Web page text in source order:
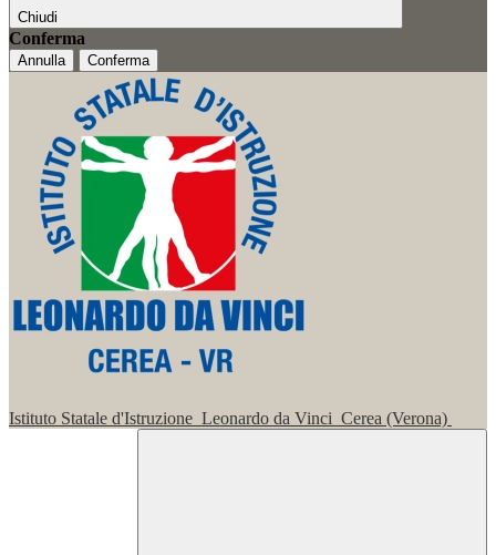
Chiudi
Conferma
Annulla Conferma
Istituto Statale d'Istruzione Leonardo da Vinci Cerea (Verona)